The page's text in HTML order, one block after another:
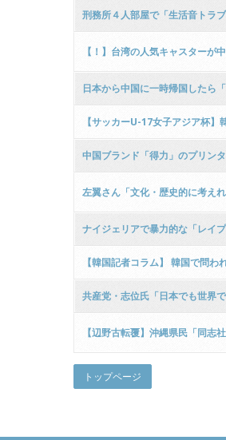
刑務所４人部屋で「生活音トラ
【！】台湾の人気キャスター
日本から中国に一時帰国したら
【サッカーU-17女子アジア杯
中国ブランド「得力」のプリン
左翼さん「文化・歴史的に考え
ナイジェリアで暴力的な「レイ
【韓国記者コラム】 韓国で問
共産党・志位氏「日本でも世界
【辺野古転覆】沖縄県民「同
トップページ